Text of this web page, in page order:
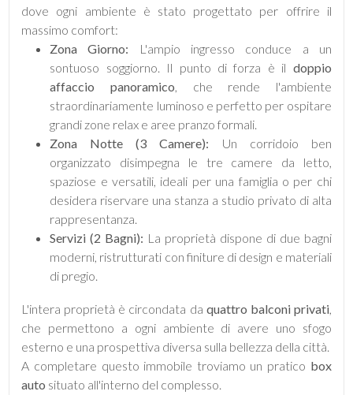
dove ogni ambiente è stato progettato per offrire il
massimo comfort:
Zona Giorno: L'ampio ingresso conduce a un
sontuoso soggiorno. Il punto di forza è il doppio
affaccio panoramico, che rende l'ambiente
straordinariamente luminoso e perfetto per ospitare
grandi zone relax e aree pranzo formali.
Zona Notte (3 Camere): Un corridoio ben
organizzato disimpegna le tre camere da letto,
spaziose e versatili, ideali per una famiglia o per chi
desidera riservare una stanza a studio privato di alta
rappresentanza.
Servizi (2 Bagni): La proprietà dispone di due bagni
moderni, ristrutturati con finiture di design e materiali
di pregio.
L'intera proprietà è circondata da quattro balconi privati,
che permettono a ogni ambiente di avere uno sfogo
esterno e una prospettiva diversa sulla bellezza della città.
A completare questo immobile troviamo un pratico box
auto situato all'interno del complesso.
2
Bagni
minimi
Qualsiasi
1